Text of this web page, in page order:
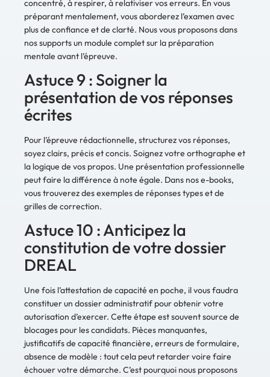
concentré, à respirer, à relativiser vos erreurs. En vous
préparant mentalement, vous aborderez l’examen avec
plus de confiance et de clarté. Nous vous proposons dans
nos supports un module complet sur la préparation
mentale avant l’épreuve.
Astuce 9 : Soigner la
présentation de vos réponses
écrites
Pour l’épreuve rédactionnelle, structurez vos réponses,
soyez clairs, précis et concis. Soignez votre orthographe et
la logique de vos propos. Une présentation professionnelle
peut faire la différence à note égale. Dans nos e-books,
vous trouverez des exemples de réponses types et de
grilles de correction.
Astuce 10 : Anticipez la
constitution de votre dossier
DREAL
Une fois l’attestation de capacité en poche, il vous faudra
constituer un dossier administratif pour obtenir votre
autorisation d’exercer. Cette étape est souvent source de
blocages pour les candidats. Pièces manquantes,
justificatifs de capacité financière, erreurs de formulaire,
absence de modèle : tout cela peut retarder voire faire
échouer votre démarche. C’est pourquoi nous proposons